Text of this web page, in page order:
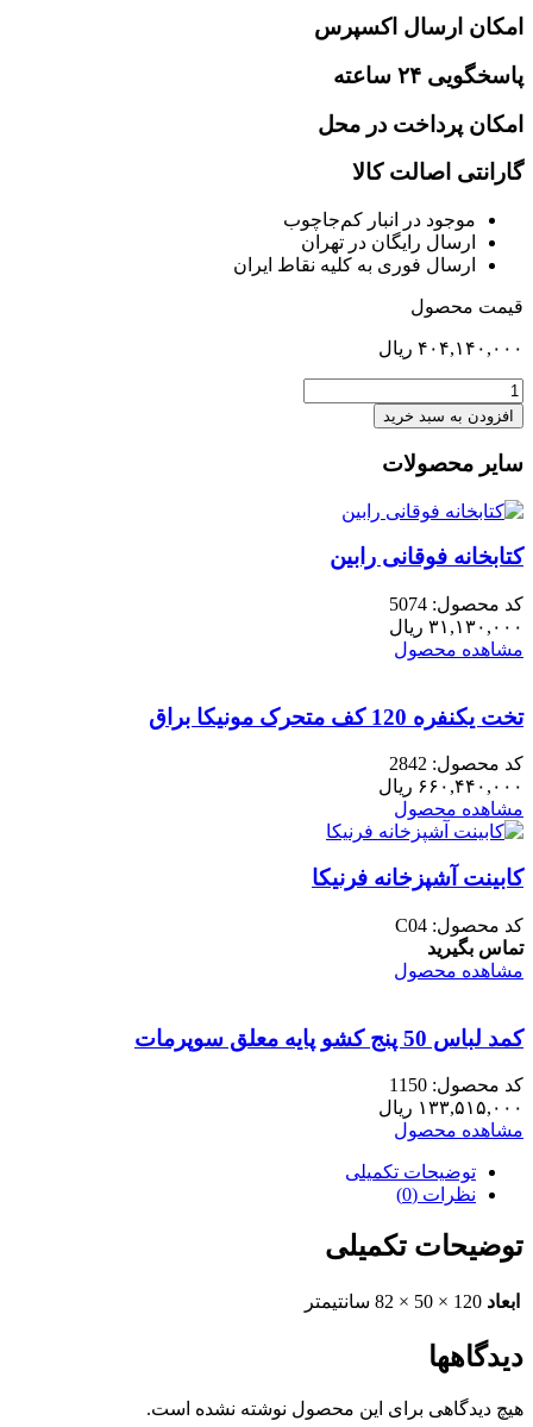
امکان ارسال اکسپرس
پاسخگویی ۲۴ ساعته
امکان پرداخت در محل
گارانتی اصالت کالا
موجود در انبار کم‌‌جاچوب
ارسال رایگان در تهران
ارسال فوری به کلیه نقاط ایران
قیمت محصول
۴۰۴,۱۴۰,۰۰۰ ریال
میز
آرایش
لاوین
عدد
افزودن به سبد خرید
سایر محصولات
کتابخانه فوقانی رابین
کد محصول: 5074
۳۱,۱۳۰,۰۰۰ ریال
مشاهده محصول
تخت یکنفره 120 کف متحرک مونیکا براق
کد محصول: 2842
۶۶۰,۴۴۰,۰۰۰ ریال
مشاهده محصول
کابینت آشپزخانه فرنیکا
کد محصول: C04
تماس بگیرید
مشاهده محصول
کمد لباس 50 پنج کشو پایه معلق سوپرمات
کد محصول: 1150
۱۳۳,۵۱۵,۰۰۰ ریال
مشاهده محصول
توضیحات تکمیلی
نظرات (0)
توضیحات تکمیلی
ابعاد 120 × 50 × 82 سانتیمتر
دیدگاهها
هیچ دیدگاهی برای این محصول نوشته نشده است.